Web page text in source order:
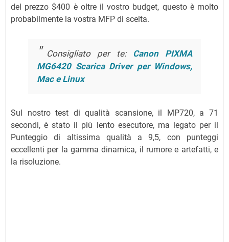
del prezzo $400 è oltre il vostro budget, questo è molto
probabilmente la vostra MFP di scelta.
Consigliato per te:
Canon PIXMA
MG6420 Scarica Driver per Windows,
Mac e Linux
Sul nostro test di qualità scansione, il MP720, a 71
secondi, è stato il più lento esecutore, ma legato per il
Punteggio di altissima qualità a 9,5, con punteggi
eccellenti per la gamma dinamica, il rumore e artefatti, e
la risoluzione.